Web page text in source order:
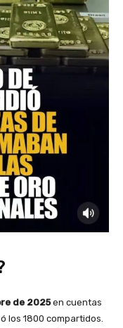
de 2025en cuentas
los 1800 compartidos.